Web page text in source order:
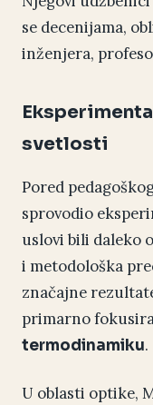
se decenijama,
inženjera,
svetlosti
Pored
sprovodio
uslovi bili daleko
i metodološka
značajne
primarno
termodinamiku.
U oblasti optike,